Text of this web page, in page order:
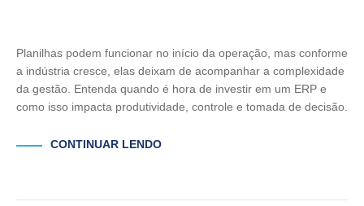
Planilhas podem funcionar no início da operação, mas conforme
a indústria cresce, elas deixam de acompanhar a complexidade
da gestão. Entenda quando é hora de investir em um ERP e
como isso impacta produtividade, controle e tomada de decisão.
CONTINUAR LENDO